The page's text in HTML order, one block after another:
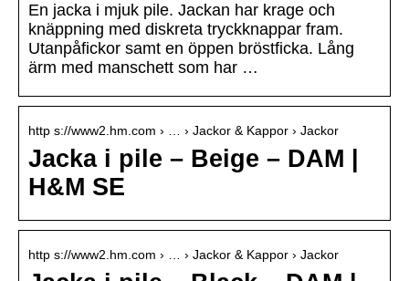
En jacka i mjuk pile. Jackan har krage och
knäppning med diskreta tryckknappar fram.
Utanpåfickor samt en öppen bröstficka. Lång
ärm med manschett som har …
http s://www2.hm.com › … › Jackor & Kappor › Jackor
Jacka i pile – Beige – DAM |
H&M SE
http s://www2.hm.com › … › Jackor & Kappor › Jackor